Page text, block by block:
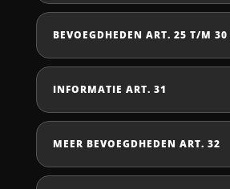
BEVOEGDHEDEN ART. 25 T/M 30
INFORMATIE ART. 31
MEER BEVOEGDHEDEN ART. 32